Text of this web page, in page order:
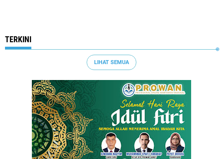
TERKINI
LIHAT SEMUA